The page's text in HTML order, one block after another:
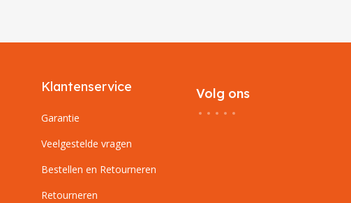
Klantenservice
Garantie
Veelgestelde vragen
Bestellen en Retourneren
Retourneren
Volg ons